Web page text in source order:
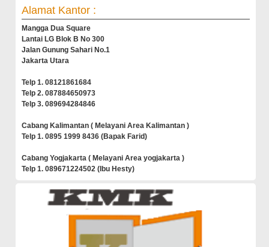
Alamat Kantor :
Mangga Dua Square
Lantai LG Blok B No 300
Jalan Gunung Sahari No.1
Jakarta Utara
Telp 1. 08121861684
Telp 2. 087884650973
Telp 3. 089694284846
Cabang Kalimantan ( Melayani Area Kalimantan )
Telp 1. 0895 1999 8436 (Bapak Farid)
Cabang Yogjakarta ( Melayani Area yogjakarta )
Telp 1. 089671224502 (Ibu Hesty)